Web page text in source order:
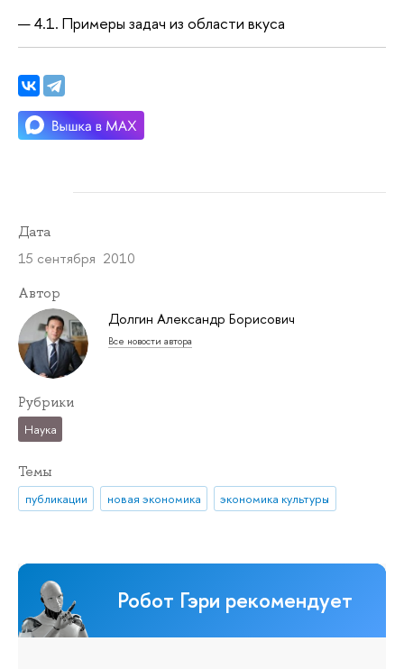
4.1. Примеры задач из области вкуса
Дата
15 сентября 2010
Автор
Долгин Александр Борисович
Все новости автора
Рубрики
Наука
Темы
публикации новая экономика экономика культуры
Робот Гэри рекомендует